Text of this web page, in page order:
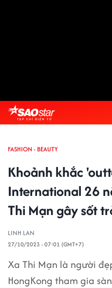
FASHION - BEAUTY
Khoảnh khắc
International 26
Thi Mạn gây sốt
LINH LAN
27/10/2023 - 07:01 (GMT+7)
Xa Thi Mạn là người
HongKong tham gia